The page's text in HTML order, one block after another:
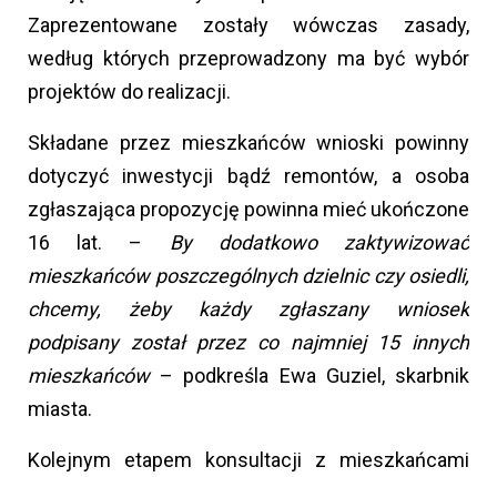
Zaprezentowane zostały wówczas zasady,
według których przeprowadzony ma być wybór
projektów do realizacji.
Składane przez mieszkańców wnioski powinny
dotyczyć inwestycji bądź remontów, a osoba
zgłaszająca propozycję powinna mieć ukończone
16 lat. – By dodatkowo zaktywizować
mieszkańców poszczególnych dzielnic czy osiedli,
chcemy, żeby każdy zgłaszany wniosek
podpisany został przez co najmniej 15 innych
mieszkańców– podkreśla Ewa Guziel, skarbnik
miasta.
Kolejnym etapem konsultacji z mieszkańcami